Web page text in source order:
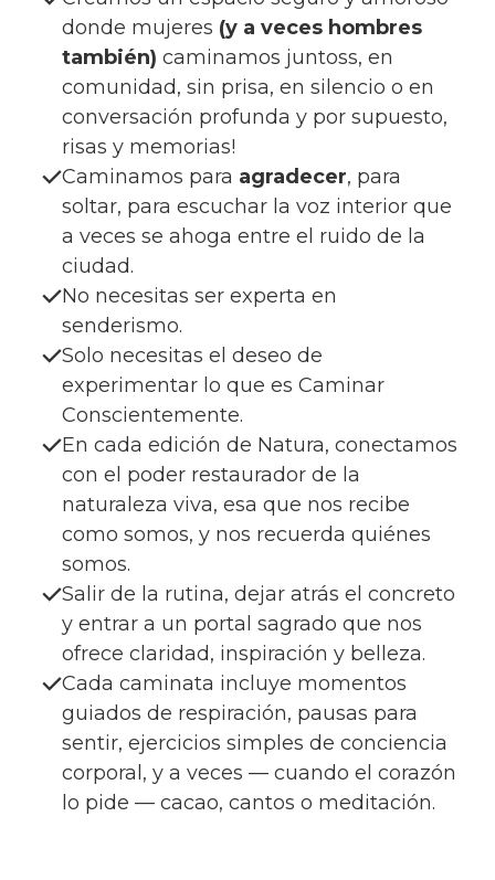
donde mujeres (y a veces hombres
también) caminamos juntoss, en
comunidad, sin prisa, en silencio o en
conversación profunda y por supuesto,
risas y memorias!
Caminamos para agradecer, para
soltar, para escuchar la voz interior que
a veces se ahoga entre el ruido de la
ciudad.
No necesitas ser experta en
senderismo.
Solo necesitas el deseo de
experimentar lo que es Caminar
Conscientemente.
En cada edición de Natura, conectamos
con el poder restaurador de la
naturaleza viva, esa que nos recibe
como somos, y nos recuerda quiénes
somos.
Salir de la rutina, dejar atrás el concreto
y entrar a un portal sagrado que nos
ofrece claridad, inspiración y belleza.
Cada caminata incluye momentos
guiados de respiración, pausas para
sentir, ejercicios simples de conciencia
corporal, y a veces — cuando el corazón
lo pide — cacao, cantos o meditación.